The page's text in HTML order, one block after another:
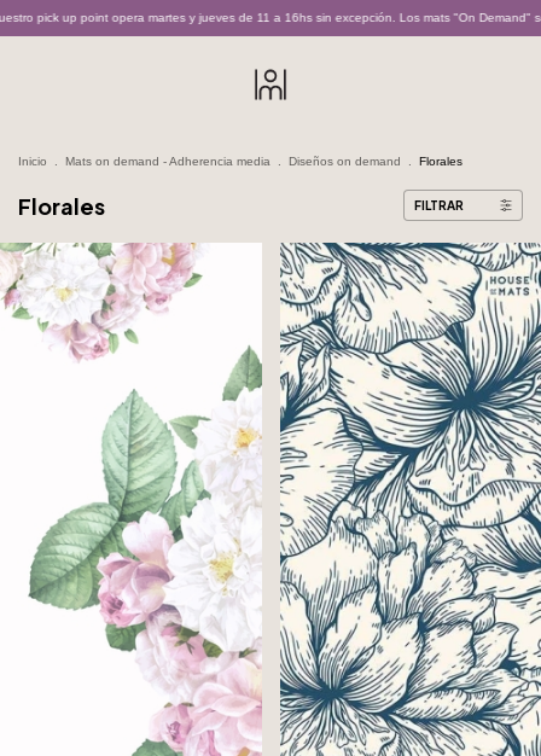
y jueves de 11 a 16hs sin excepción. Los mats "On Demand" son realizados bajo pedido y
Inicio Mats on demand - Adherencia media Diseños on demand Florales
Florales FILTRAR